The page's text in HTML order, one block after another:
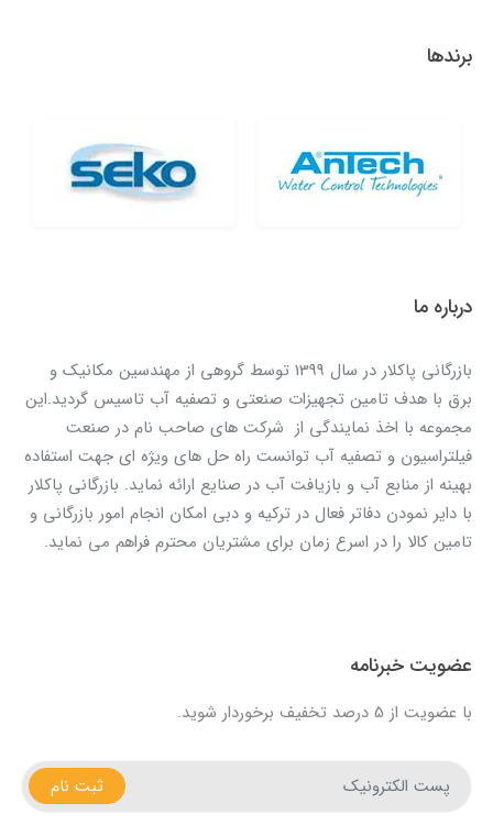
برندها
درباره ما
بازرگانی پاکلار در سال 1399 توسط گروهی از مهندسین مکانیک و
برق با هدف تامین تجهیزات صنعتی و تصفیه آب تاسیس گردید.این
مجموعه با اخذ نمایندگی از شرکت های صاحب نام در صنعت
فیلتراسیون و تصفیه آب توانست راه حل های ویژه ای جهت استفاده
بهینه از منابع آب و بازیافت آب در صنایع ارائه نماید. بازرگانی پاکلار
با دایر نمودن دفاتر فعال در ترکیه و دبی امکان انجام امور بازرگانی و
تامین کالا را در اسرع زمان برای مشتریان محترم فراهم می نماید.
عضویت خبرنامه
با عضویت از 5 درصد تخفیف برخوردار شوید.
ثبت نام